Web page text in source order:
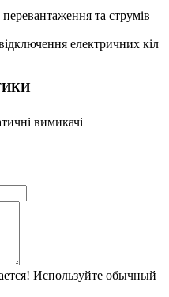
та струмів
електричних кіл
вимикачі
Используйте обычный